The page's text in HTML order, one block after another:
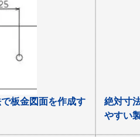
板金図面を作成す
絶対寸
やすい